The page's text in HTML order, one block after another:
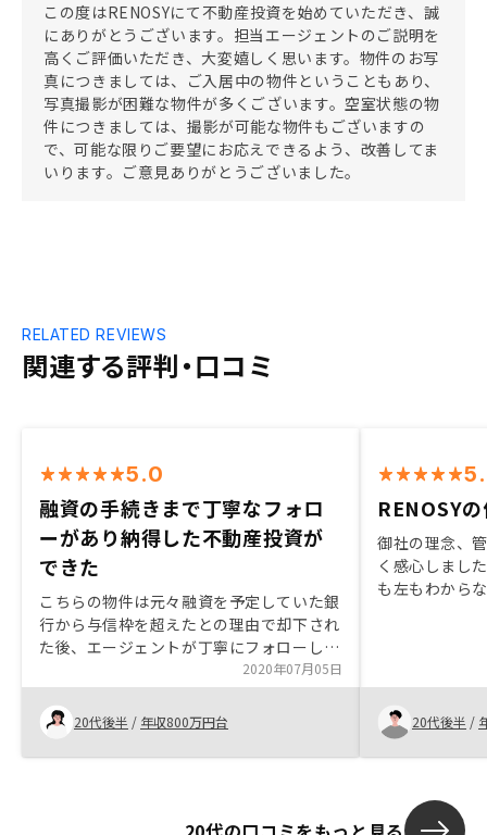
この度はRENOSYにて不動産投資を始めていただき、誠
にありがとうございます。担当エージェントのご説明を
高くご評価いただき、大変嬉しく思います。物件のお写
真につきましては、ご入居中の物件ということもあり、
写真撮影が困難な物件が多くございます。空室状態の物
件につきましては、撮影が可能な物件もございますの
で、可能な限りご要望にお応えできるよう、改善してま
いります。ご意見ありがとうございました。
関連する評判・口コミ
RELATED REVIEWS
5.0
融資の手続きまで丁寧なフォロ
ーがあり納得した不動産投資が
できた
こちらの物件は元々融資を予定していた銀
行から与信枠を超えたとの理由で却下され
た後、エージェントが丁寧にフォローして
もらい、他の銀行を提案し、予定より1ヶ
月遅れて契約したものです。契約まで書類
の不備など迅速にフォローしていたおかげ
でスムーズに手続きを終え、すごくサポー
トが厚い会社と言えます。今回は銀行の融
銀行の融資金額や、ローン申請の書類のと
2020年07月05日
20代後半 / 年収800万円台
RENOSY
御社の理念、
く感心しまし
も左もわから
20代後半 /